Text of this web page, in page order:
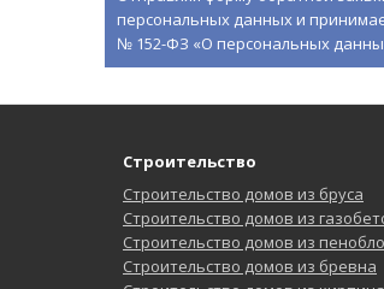
персональных данных и
№ 152-ФЗ «О персональных
Строительство
Строительство домов из бруса
Строительство домов из
Строительство домов из
Строительство домов из бревна